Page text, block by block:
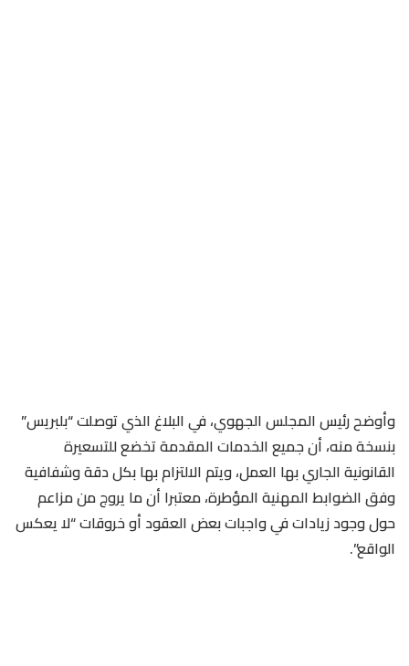
وأوضح رئيس المجلس الجهوي، في البلاغ الذي توصلت “بلبريس”
بنسخة منه، أن جميع الخدمات المقدمة تخضع للتسعيرة
القانونية الجاري بها العمل، ويتم الالتزام بها بكل دقة وشفافية
وفق الضوابط المهنية المؤطرة، معتبرا أن ما يروج من مزاعم
حول وجود زيادات في واجبات بعض العقود أو خروقات “لا يعكس
الواقع”.